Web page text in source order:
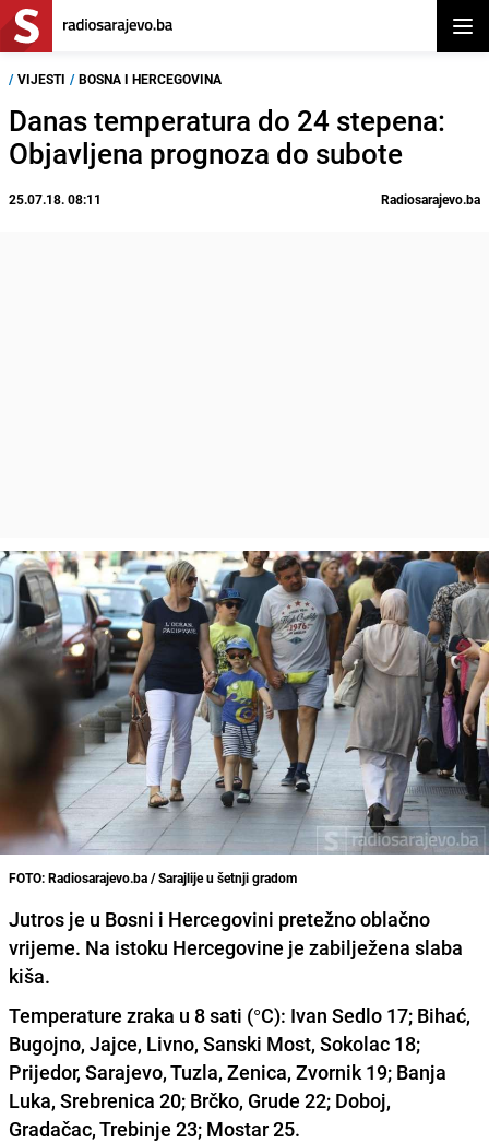
/ VIJESTI / BOSNA I HERCEGOVINA
Danas temperatura do 24 stepena:
Objavljena prognoza do subote
25.07.18. 08:11 Radiosarajevo.ba
FOTO: Radiosarajevo.ba / Sarajlije u šetnji gradom
Jutros je u Bosni i Hercegovini pretežno oblačno
vrijeme. Na istoku Hercegovine je zabilježena slaba
kiša.
Temperature zraka u 8 sati (°C): Ivan Sedlo 17; Bihać,
Bugojno, Jajce, Livno, Sanski Most, Sokolac 18;
Prijedor, Sarajevo, Tuzla, Zenica, Zvornik 19; Banja
Luka, Srebrenica 20; Brčko, Grude 22; Doboj,
Gradačac, Trebinje 23; Mostar 25.